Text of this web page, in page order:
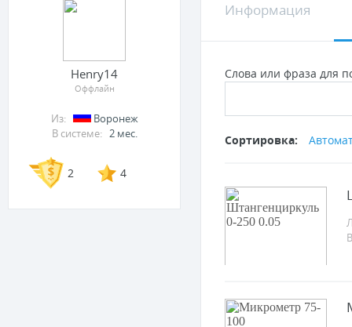
Henry14
Оффлайн
Из:
Воронеж
В системе: 2 мес.
2 4
Информация
Слова или фраза для
Сортировка: